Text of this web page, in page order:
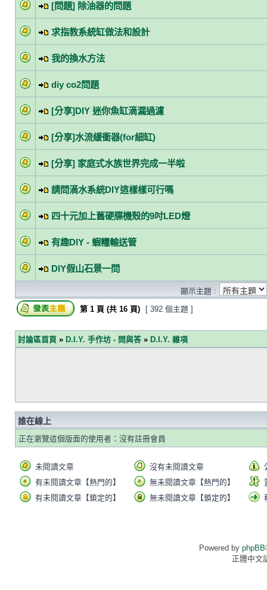
[問題] 除油器的問題
求指教系統缸做法和設計
我的換水方法
diy co2問題
[分享]DIY 迷你魚缸滴漏過濾
[分享]水流緩衝器(for細缸)
[分享] 家庭式水族世界完成一半啦
請問滴水系統DIY這樣樣可行嗎
四十元加上舊硬牒機殼的9吋LED燈
有趣DIY - 蝦糧輸送管
DIY假山石景一問
顯示主題 :
第 1 頁 (共 16 頁) [ 392 個主題 ]
討論區首頁 » D.I.Y. 手作坊 - 問與答 » D.I.Y. 雜項
誰在線上
正在瀏覽這個版面的使用者：沒有註冊會員
未閱讀文章 沒有未閱讀文章
有未閱讀文章【熱門的】
無未閱讀文章【熱門的】
有未閱讀文章【鎖定的】
無未閱讀文章【鎖定的】
Powered by phpBB
正體中文